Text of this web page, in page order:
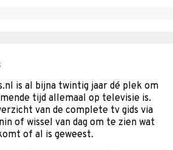
is al bijna twintig jaar dé plek om
tijd allemaal op televisie is.
van de complete tv gids via
of wissel van dag om te zien wat
of al is geweest.